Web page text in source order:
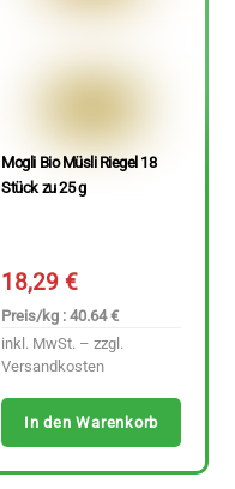
Mogli Bio Müsli Riegel 18
Stück zu 25 g
18,29€
Preis/kg : 40.64 €
inkl. MwSt. – zzgl.
Versandkosten
In den Warenkorb